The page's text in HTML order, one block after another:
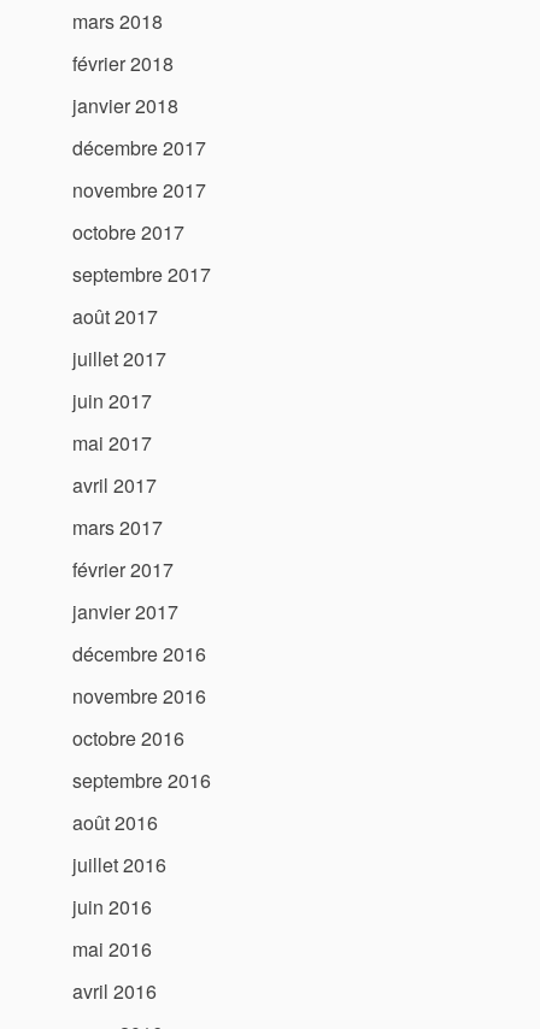
mars 2018
février 2018
janvier 2018
décembre 2017
novembre 2017
octobre 2017
septembre 2017
août 2017
juillet 2017
juin 2017
mai 2017
avril 2017
mars 2017
février 2017
janvier 2017
décembre 2016
novembre 2016
octobre 2016
septembre 2016
août 2016
juillet 2016
juin 2016
mai 2016
avril 2016